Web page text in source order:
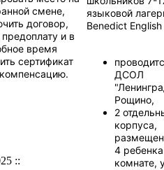
смене,
договор,
предоплату и в
время
сертификат
::
языковой
Benedict
ДСОЛ
Рощино,
2
корпуса,
4
комнате,